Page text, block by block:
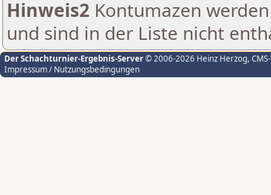
Hinweis2 Kontumazen
und sind in der Liste nicht
Der Schachturnier-Ergebnis-Server© 2006-2026 Heinz Herzog,
Impressum / Nutzungsbedingungen